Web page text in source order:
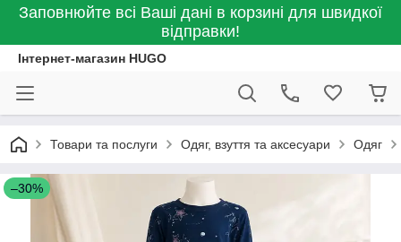
Заповнюйте всі Ваші дані в корзині для швидкої
відправки!
Інтернет-магазин HUGO
Товари та послуги Одяг, взуття та аксесуари Одяг
–30%